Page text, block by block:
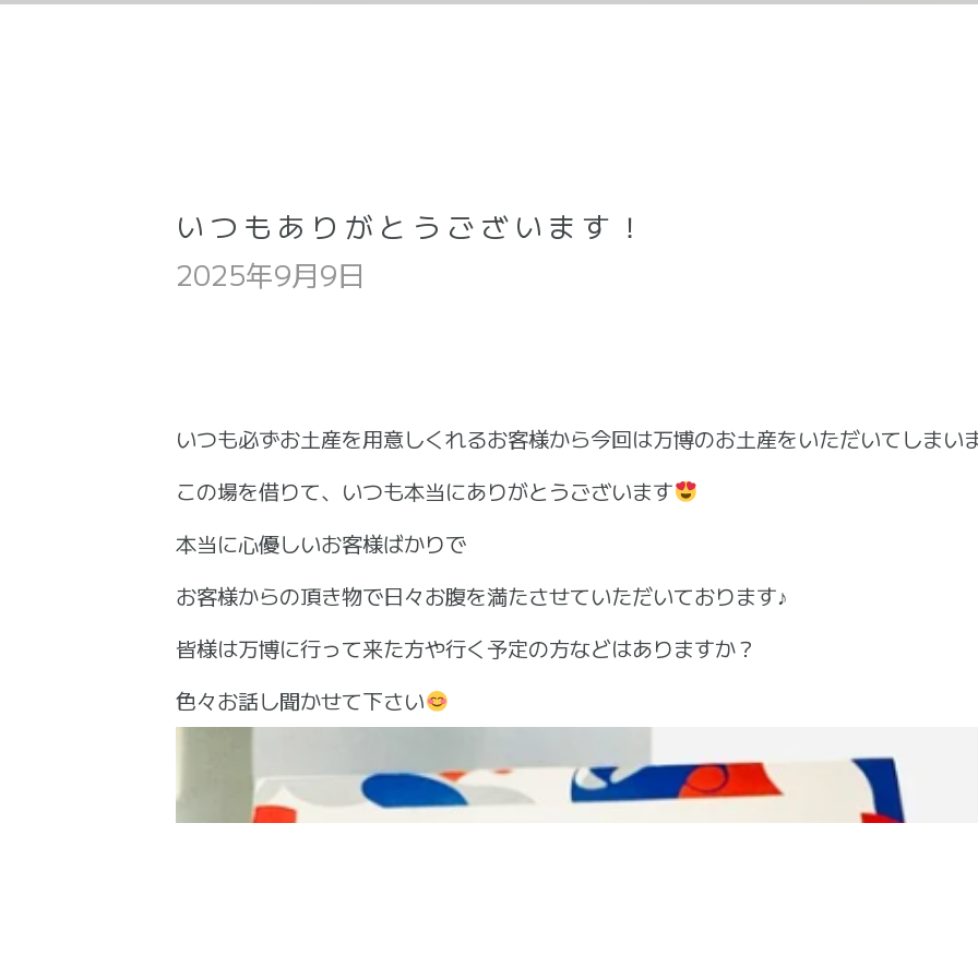
いつもありがとうございます！
2025年9月9日
いつも必ずお土産を用意しくれるお客様から今回は万博のお土産をいただいてしまい
この場を借りて、いつも本当にありがとうございます
本当に心優しいお客様ばかりで
お客様からの頂き物で日々お腹を満たさせていただいております♪
皆様は万博に行って来た方や行く予定の方などはありますか？
色々お話し聞かせて下さい